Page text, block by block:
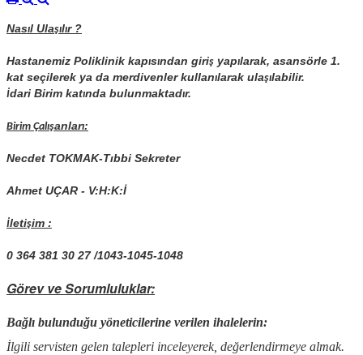
Nasıl Ulaşılır ?
Hastanemiz Poliklinik kapısından giriş yapılarak, asansörle 1.
kat seçilerek ya da merdivenler kullanılarak ulaşılabilir.
İdari Birim katında bulunmaktadır.
Birim Çalışanları:
Necdet TOKMAK-Tıbbi Sekreter
Ahmet UÇAR - V:H:K:İ
İletişim :
0 364 381 30 27 /1043-1045-1048
Görev ve Sorumluluklar:
Bağlı bulunduğu yöneticilerine verilen ihalelerin:
İlgili servisten gelen talepleri inceleyerek, değerlendirmeye almak.